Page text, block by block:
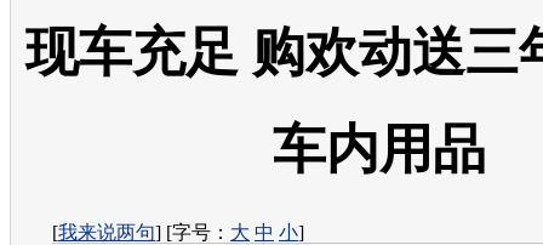
现车充足 购欢动送三
车内用品
[我来说两句] [字号： 大 中 小]